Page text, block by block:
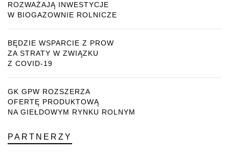
ROZWAŻAJĄ INWESTYCJE
W BIOGAZOWNIE ROLNICZE
BĘDZIE WSPARCIE Z PROW
ZA STRATY W ZWIĄZKU
Z COVID-19
GK GPW ROZSZERZA
OFERTĘ PRODUKTOWĄ
NA GIEŁDOWYM RYNKU ROLNYM
PARTNERZY